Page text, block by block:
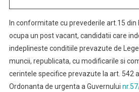
In conformitate cu prevederile art.15 din
ocupa un post vacant, candidatii care
indeplineste conditiile prevazute de
muncii, republicata, cu modificarile si
cerintele specifice prevazute la art. 542
Ordonanta de urgenta a Guvernului